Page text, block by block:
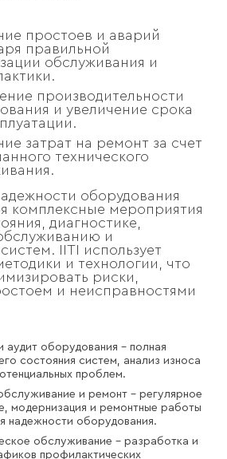
простоев и аварий
правильной
обслуживания и
производительности
и увеличение срока
затрат на ремонт за счет
технического
оборудования
комплексные мероприятия
диагностике,
и
IITI использует
и технологии, что
риски,
и неисправностями
аудит оборудования – полная
состояния систем, анализ износа
проблем.
и ремонт – регулярное
модернизация и ремонтные работы
надежности оборудования.
обслуживание – разработка и
профилактических